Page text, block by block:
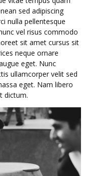
sed adipiscing
nulla pellentesque
vel risus commodo
sit amet cursus sit
neque ornare
eget. Nunc
ullamcorper velit sed
eget. Nam libero
dictum.